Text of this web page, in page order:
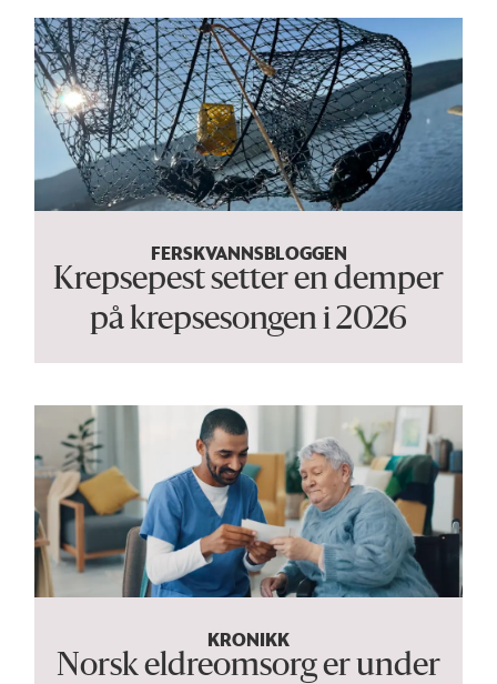
FERSKVANNSBLOGGEN
Krepsepest setter en demper
på krepsesongen i 2026
KRONIKK
Norsk eldreomsorg er under